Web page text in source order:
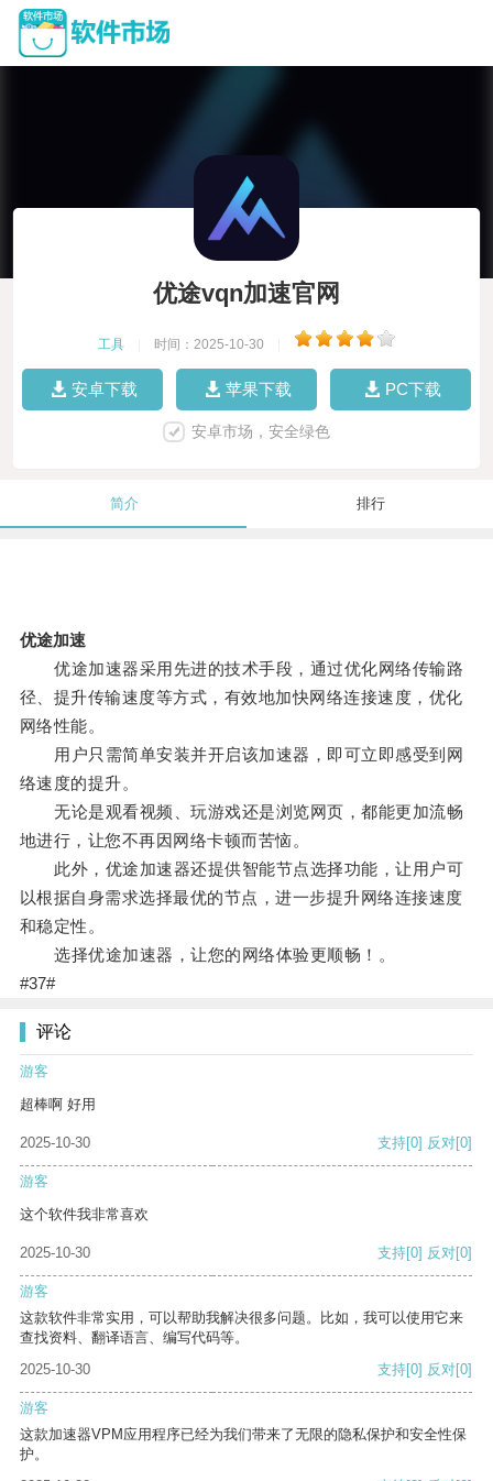
优途vqn加速官网
工具 时间：2025-10-30
安卓下载 苹果下载 PC下载
安卓市场，安全绿色
简介 排行
优途加速
优途加速器采用先进的技术手段，通过优化网络传输路
径、提升传输速度等方式，有效地加快网络连接速度，优化
网络性能。
用户只需简单安装并开启该加速器，即可立即感受到网
络速度的提升。
无论是观看视频、玩游戏还是浏览网页，都能更加流畅
地进行，让您不再因网络卡顿而苦恼。
此外，优途加速器还提供智能节点选择功能，让用户可
以根据自身需求选择最优的节点，进一步提升网络连接速度
和稳定性。
选择优途加速器，让您的网络体验更顺畅！。
#37#
评论
游客
超棒啊 好用
2025-10-30 支持[0] 反对[0]
游客
这个软件我非常喜欢
2025-10-30 支持[0] 反对[0]
游客
这款软件非常实用，可以帮助我解决很多问题。比如，我可以使用它来
查找资料、翻译语言、编写代码等。
2025-10-30
支持[0] 反对[0]
游客
这款加速器VPM应用程序已经为我们带来了无限的隐私保护和安全性保
护。